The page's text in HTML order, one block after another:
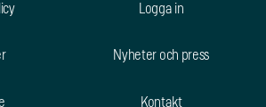
Logga in
Nyheter och press
Kontakt